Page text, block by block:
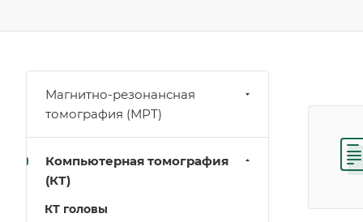
Магнитно-резонансная
томография (МРТ)
Компьютерная томография
(КТ)
КТ головы